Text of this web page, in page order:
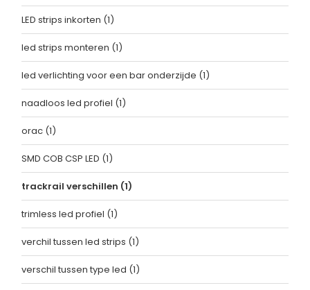
LED strips inkorten (1)
led strips monteren (1)
led verlichting voor een bar onderzijde (1)
naadloos led profiel (1)
orac (1)
SMD COB CSP LED (1)
trackrail verschillen (1)
trimless led profiel (1)
verchil tussen led strips (1)
verschil tussen type led (1)